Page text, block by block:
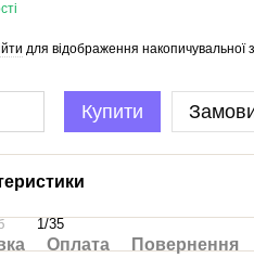
для відображення накопичувальної
Купити
1/35
Оплата
Повернення